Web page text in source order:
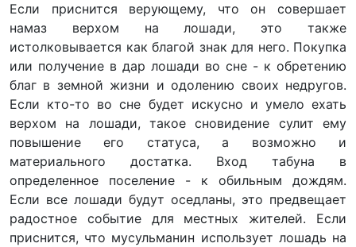
Если приснится верующему, что он совершает
намаз верхом на лошади, это также
истолковывается как благой знак для него. Покупка
или получение в дар лошади во сне - к обретению
благ в земной жизни и одолению своих недругов.
Если кто-то во сне будет искусно и умело ехать
верхом на лошади, такое сновидение сулит ему
повышение его статуса, а возможно и
материального достатка. Вход табуна в
определенное поселение - к обильным дождям.
Если все лошади будут оседланы, это предвещает
радостное событие для местных жителей. Если
приснится, что мусульманин использует лошадь на